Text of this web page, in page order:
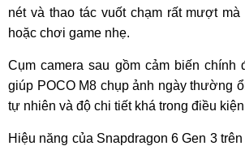
nét và thao tác vuốt chạm rất mượt
hoặc chơi game nhẹ.
Cụm camera sau gồm cảm biến chính
giúp POCO M8 chụp ảnh ngày thường
tự nhiên và độ chi tiết khá trong điều
Hiệu năng của Snapdragon 6 Gen 3